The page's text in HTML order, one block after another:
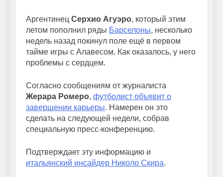
Аргентинец Серхио Агуэро, который этим
летом пополнил ряды Барселоны, несколько
недель назад покинул поле ещё в первом
тайме игры с Алавесом. Как оказалось, у него
проблемы с сердцем.
Согласно сообщениям от журналиста
Жерара Ромеро, футболист объявит о
завершении карьеры. Намерен он это
сделать на следующей недели, собрав
специальную пресс-конференцию.
Подтверждает эту информацию и
итальянский инсайдер Николо Скира.